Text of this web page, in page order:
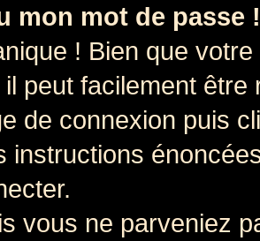
mon mot de passe !
! Bien que
peut facilement
de connexion puis
instructions
vous ne parveniez